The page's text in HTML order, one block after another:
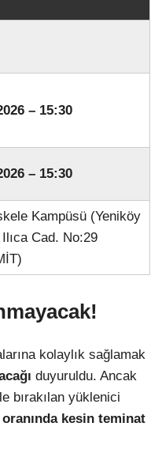
– 15:30
– 15:30
Kampüsü (Yeniköy
Cad. No:29
kolaylık sağlamak
duyuruldu. Ancak
bırakılan yüklenici
oranında kesin teminat